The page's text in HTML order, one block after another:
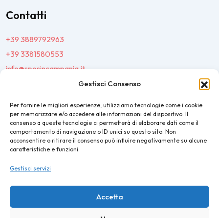
Gestisci Consenso
Per fornire le migliori esperienze, utilizziamo tecnologie come i cookie
per memorizzare e/o accedere alle informazioni del dispositivo. Il
consenso a queste tecnologie ci permetterà di elaborare dati come il
comportamento di navigazione o ID unici su questo sito. Non
acconsentire o ritirare il consenso può influire negativamente su alcune
caratteristiche e funzioni.
Gestisci servizi
Accetta
Contatti
+39 3889792963
+39 3381580553
info@sposincampania.it
sposincampania@pec.it
Link
Top100
News e Tendenze
Destination Wedding